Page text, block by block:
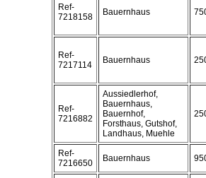
Ref-
7218158
Bauernhaus
Ref-
7217114
Bauernhaus
Ref-
7216882
Aussiedlerhof,
Bauernhaus,
Bauernhof,
Forsthaus, Gutshof,
Landhaus, Muehle
Ref-
7216650
Bauernhaus